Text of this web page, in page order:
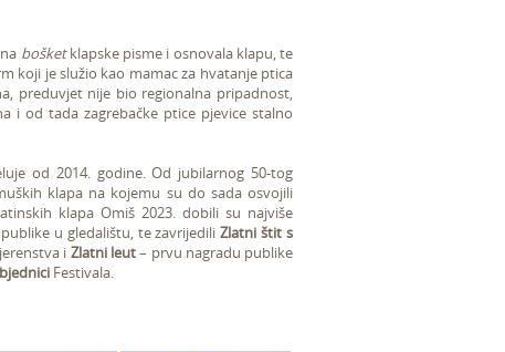
bošketklapske pisme i osnovala klapu, te
koji je služio kao mamac za hvatanje ptica
preduvjet nije bio regionalna pripadnost,
i od tada zagrebačke ptice pjevice stalno
od 2014. godine. Od jubilarnog 50-tog
klapa na kojemu su do sada osvojili
klapa Omiš 2023. dobili su najviše
u gledalištu, te zavrijediliZlatni štit s
i Zlatni leut– prvu nagradu publike
Festivala.